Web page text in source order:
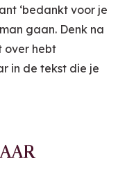
‘bedankt voor je
gaan. Denk na
over hebt
in de tekst die je